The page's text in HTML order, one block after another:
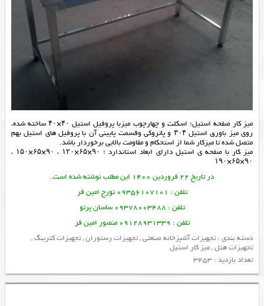
میز کار صفحه استیل؛ اسکلت و چهارچوب میزبا پروفیل استیل ۴۰×۴۰ ساخته شده،
روی میز باورق استیل ۳۰۴ و پاتروکی وقسمت پایینی آن با پروفیل های استیل بهم
متصل شده تا میزکار شما از استحکام و مقاومت بالایی برخوردار باشد.
میز کار با صفحه ی استیل دارای ابعاد استاندارد ؛ ۹۰×۶۵×۱۲۰ ، ۹۰×۶۵×۱۵۰ ،
۹۰×۶۵×۱۹۰
در تاریخ 22 فروردین 1400 این مطلب نوشته شده است.
تلفن : 09356107101 تورج امین فر
تلفن : 09378003488 ساسان پرتو
تلفن : 09128931339 منصور امین فر
دسته بندی :تجهیزات آشپزخانه صنعتی,تجهیزات رستوران,تجهیزات کترینگ,
تجهیزات هتل,میز کار استیل
تعداد بازدید : 3453